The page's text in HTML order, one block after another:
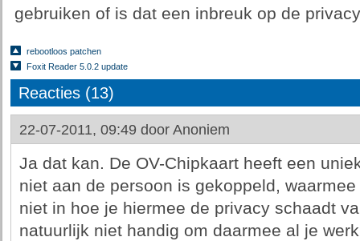
gebruiken of is dat een inbreuk op de
rebootloos patchen
Foxit Reader 5.0.2 update
Reacties (13)
22-07-2011, 09:49 door Anoniem
Ja dat kan. De OV-Chipkaart heeft een
niet aan de persoon is gekoppeld,
niet in hoe je hiermee de privacy schaadt
natuurlijk niet handig om daarmee al je